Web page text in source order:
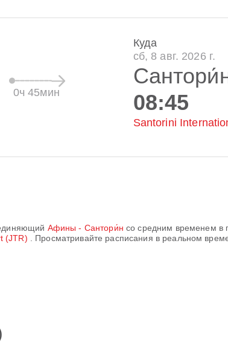
0ч 45мин
Куда
сб, 8 авг. 2026 г.
08:45
Santorini
Афины - Сантори́н со средним временем в
(JTR)
. Просматривайте расписания в реальном